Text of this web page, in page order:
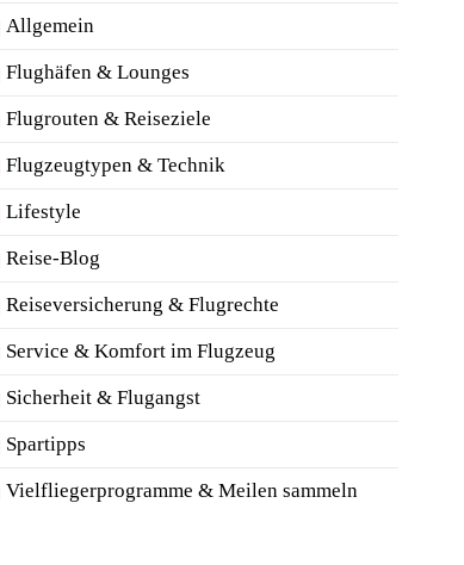
Allgemein
Flughäfen & Lounges
Flugrouten & Reiseziele
Flugzeugtypen & Technik
Lifestyle
Reise-Blog
Reiseversicherung & Flugrechte
Service & Komfort im Flugzeug
Sicherheit & Flugangst
Spartipps
Vielfliegerprogramme & Meilen sammeln